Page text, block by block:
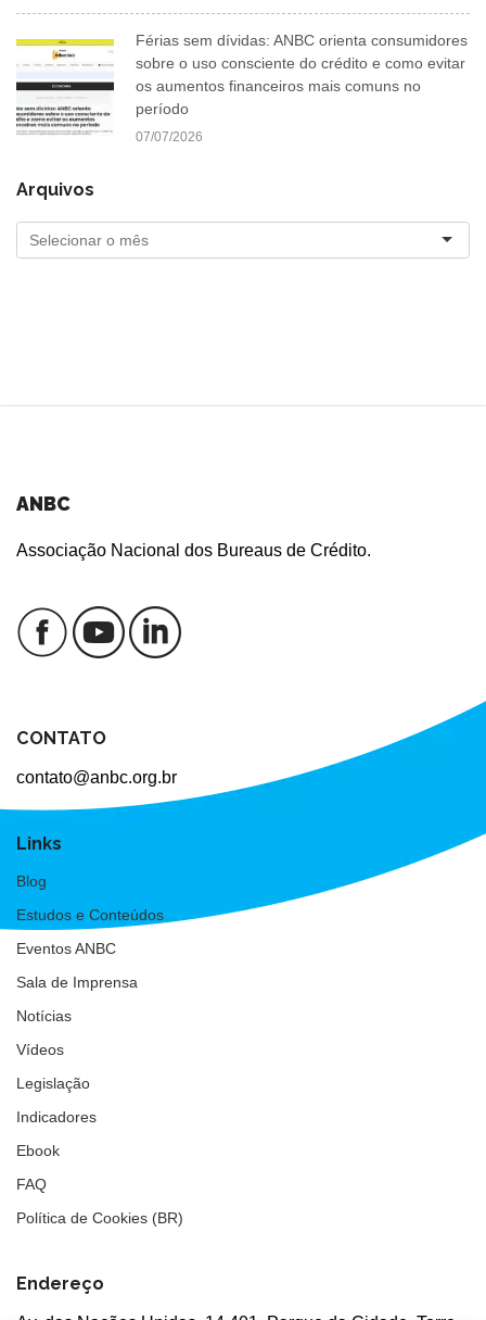
Férias sem dívidas: ANBC orienta consumidores
sobre o uso consciente do crédito e como evitar
os aumentos financeiros mais comuns no
período
07/07/2026
Arquivos
ANBC
Associação Nacional dos Bureaus de Crédito.
CONTATO
contato@anbc.org.br
Links
Blog
Estudos e Conteúdos
Eventos ANBC
Sala de Imprensa
Notícias
Vídeos
Legislação
Indicadores
Ebook
FAQ
Política de Cookies (BR)
Endereço